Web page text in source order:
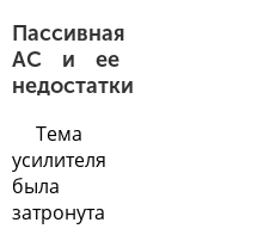
Пассивная
АС и ее
недостатки
Тема
усилителя
была
затронута